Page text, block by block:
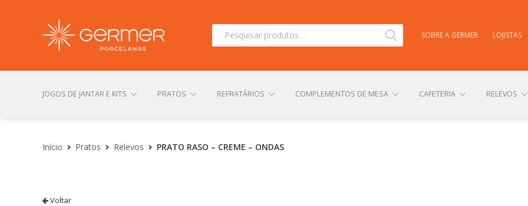
Pesquisar
Pesquisar SOBRE A GERMER LOJISTAS
JOGOS DE JANTAR E KITS PRATOS REFRATÁRIOS COMPLEMENTOS DE MESA CAFETERIA RELEVOS
Início Pratos Relevos PRATO RASO – CREME – ONDAS
Voltar